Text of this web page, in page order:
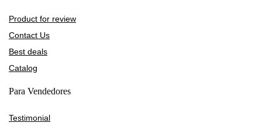
Product for review
Contact Us
Best deals
Catalog
Para Vendedores
Testimonial